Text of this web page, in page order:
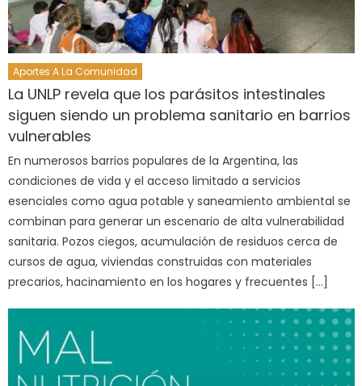
Aportes A La Comunidad
La UNLP revela que los parásitos intestinales
siguen siendo un problema sanitario en barrios
vulnerables
En numerosos barrios populares de la Argentina, las
condiciones de vida y el acceso limitado a servicios
esenciales como agua potable y saneamiento ambiental se
combinan para generar un escenario de alta vulnerabilidad
sanitaria. Pozos ciegos, acumulación de residuos cerca de
cursos de agua, viviendas construidas con materiales
precarios, hacinamiento en los hogares y frecuentes […]